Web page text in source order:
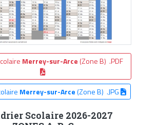
Merrey-sur-Arce (Zone B) .PDF
Merrey-sur-Arce(Zone B) .JPG
Scolaire 2026-2027